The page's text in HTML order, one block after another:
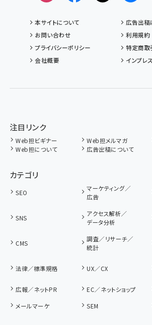
本サイトについて
広告出稿
お問い合わせ
利用規約
プライバシーポリシー
特定商取
会社概要
インプレ
注目リンク
Web担ビギナー Web担メルマガ
Web担について
広告出稿について
カテゴリ
SEO
マーケティング／
広告
SNS
アクセス解析／
データ分析
CMS
調査／リサーチ／
統計
法律／標準規格 UX／CX
広報／ネットPR
EC／ネットショップ
メールマーケ
SEM